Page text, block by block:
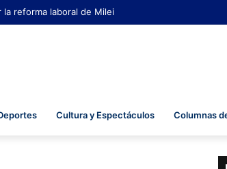
reforma laboral de Milei
Cultura y Espectáculos Columnas